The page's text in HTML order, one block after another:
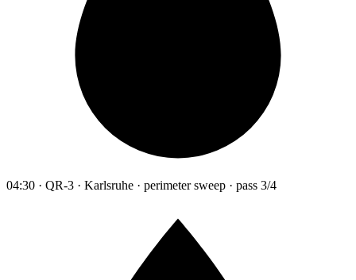
04:30 · QR-3 · Karlsruhe · perimeter sweep · pass 3/4